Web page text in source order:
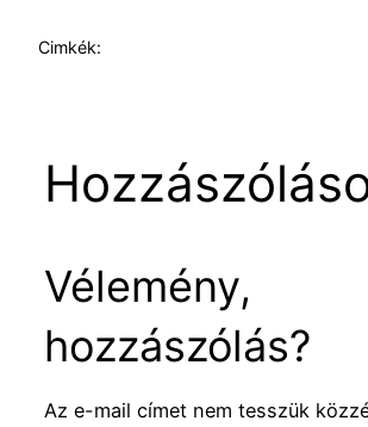
Cimkék:
Vélemény,
hozzászólás?
Az e-mail címet nem tesszük